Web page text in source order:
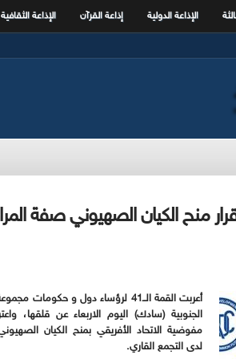
الإذاعة الدولية إذاعة القرآن الإذاعة الثقافية
منح الكيان الصهيوني صفة
أعربت القمة الــ41 لرؤساء دول و حكومات
الجنوبية (سادك) اليوم الاربعاء عن قلقها،
مفوضية الاتحاد الأفريقي بمنح الكيان
لدى التجمع القاري.